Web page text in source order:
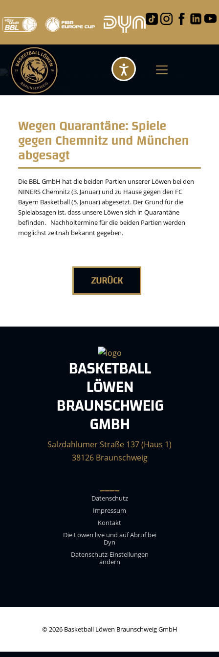
Wegen Quarantäne: Spiele
gegen Chemnitz und München
abgesagt
Die BBL GmbH hat die beiden Partien unserer Löwen bei den
NINERS Chemnitz (3. Januar) und zu Hause gegen den FC
Bayern Basketball (5. Januar) abgesetzt. Der Grund für die
Spielabsagen ist, dass unsere Löwen sich in Quarantäne
befinden. Nachholtermine für die beiden Partien werden
möglichst zeitnah bekannt gegeben.
ZURÜCK
BASKETBALL
LÖWEN
BRAUNSCHWEIG
GMBH
Salzdahlumer Straße 137 (Haus 1)
38126 Braunschweig
____
Datenschutz
Impressum
Kontakt
Die Löwen live und auf Abruf bei
Dyn
Datenschutz-Einstellungen
ändern
© 2026 Basketball Löwen Braunschweig GmbH